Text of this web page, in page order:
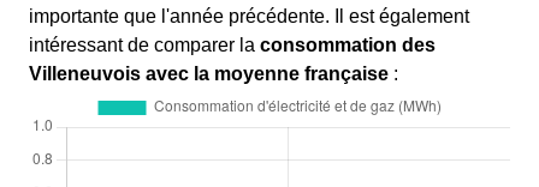
importante que l'année précédente. Il est également
intéressant de comparer la consommation des
Villeneuvois avec la moyenne française :